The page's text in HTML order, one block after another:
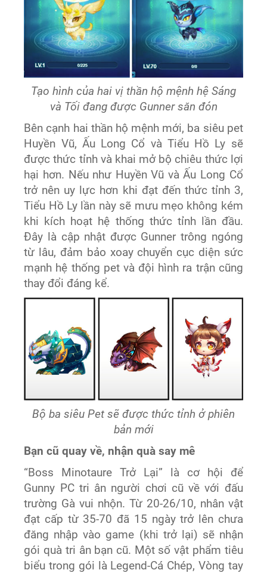
Tạo hình của hai vị thần hộ mệnh hệ Sáng
và Tối đang được Gunner săn đón
Bên cạnh hai thần hộ mệnh mới, ba siêu pet
Huyền Vũ, Ấu Long Cổ và Tiểu Hồ Ly sẽ
được thức tỉnh và khai mở bộ chiêu thức lợi
hại hơn. Nếu như Huyền Vũ và Ấu Long Cổ
trở nên uy lực hơn khi đạt đến thức tỉnh 3,
Tiểu Hồ Ly lần này sẽ mưu mẹo không kém
khi kích hoạt hệ thống thức tỉnh lần đầu.
Đây là cập nhật được Gunner trông ngóng
từ lâu, đảm bảo xoay chuyển cục diện sức
mạnh hệ thống pet và đội hình ra trận cũng
thay đổi đáng kể.
Bộ ba siêu Pet sẽ được thức tỉnh ở phiên
bản mới
Bạn cũ quay về, nhận quà say mê
“Boss Minotaure Trở Lại” là cơ hội để
Gunny PC tri ân người chơi cũ về với đấu
trường Gà vui nhộn. Từ 20-26/10, nhân vật
đạt cấp từ 35-70 đã 15 ngày trở lên chưa
đăng nhập vào game (khi trở lại) sẽ nhận
gói quà tri ân bạn cũ. Một số vật phẩm tiêu
biểu trong gói là Legend-Cá Chép, Vòng tay